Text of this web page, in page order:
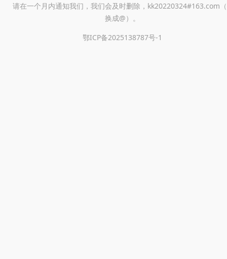
请在一个月内通知我们，我们会及时删除，kk20220324#163.com
换成@）。
鄂ICP备2025138787号-1